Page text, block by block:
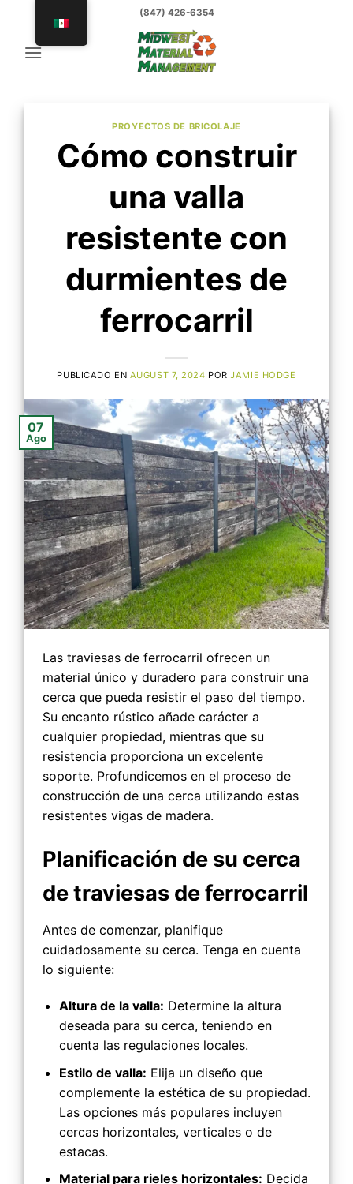
contenido
(847) 426-6354
PROYECTOS DE BRICOLAJE
Cómo construir
una valla
resistente con
durmientes de
ferrocarril
PUBLICADO EN AUGUST 7, 2024 PORJAMIE HODGE
07
Ago
Las traviesas de ferrocarril ofrecen un
material único y duradero para construir una
cerca que pueda resistir el paso del tiempo.
Su encanto rústico añade carácter a
cualquier propiedad, mientras que su
resistencia proporciona un excelente
soporte. Profundicemos en el proceso de
construcción de una cerca utilizando estas
resistentes vigas de madera.
Planificación de su cerca
de traviesas de ferrocarril
Antes de comenzar, planifique
cuidadosamente su cerca. Tenga en cuenta
lo siguiente:
Altura de la valla: Determine la altura
deseada para su cerca, teniendo en
cuenta las regulaciones locales.
Estilo de valla: Elija un diseño que
complemente la estética de su propiedad.
Las opciones más populares incluyen
cercas horizontales, verticales o de
estacas.
Material para rieles horizontales: Decida